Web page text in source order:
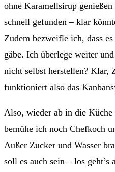
ohne Karamellsirup
schnell gefunden – klar
Zudem bezweifle ich, dass
gäbe. Ich überlege weiter
nicht selbst herstellen? Klar,
funktioniert also das
Also, wieder ab in die
bemühe ich noch Chefkoch
Außer Zucker und Wasser
soll es auch sein – los geht’s